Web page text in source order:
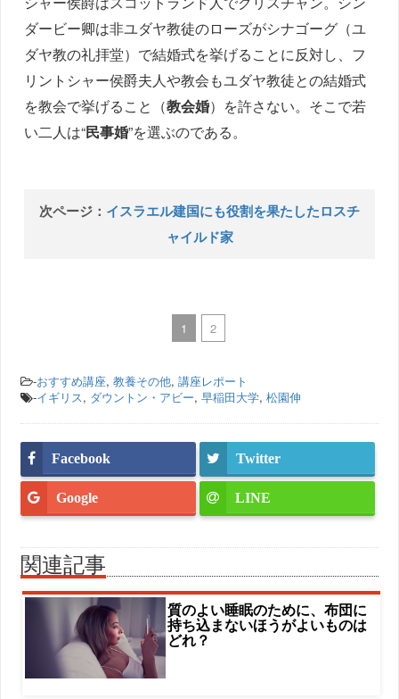
ダービー卿は非ユダヤ教徒のローズがシナゴーグ（ユ
ダヤ教の礼拝堂）で結婚式を挙げることに反対し、フ
リントシャー侯爵夫人や教会もユダヤ教徒との結婚式
を教会で挙げること（教会婚）を許さない。そこで若
い二人は“民事婚”を選ぶのである。
次ページ： イスラエル建国にも役割を果たしたロスチ
ャイルド家
1 2
-おすすめ講座,教養その他,講座レポート
-イギリス, ダウントン・アビー,早稲田大学,松園伸
Facebook Twitter
Google LINE
関連記事
質のよい睡眠のために、布団に
持ち込まないほうがよいものは
どれ？